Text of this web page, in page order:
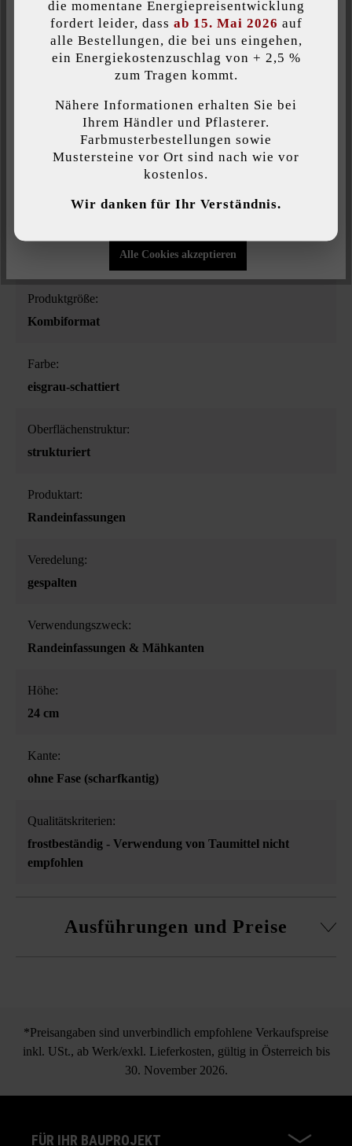
Produktbeschreibung
Wer Einfassungssteine mit unterschiedlichen Längen sucht, hat
mit unserem Einfassungsstein Gutshof eine besonders schöne
Variante gefunden. Die Steine sind gespalten, dadurch wirkt
diese Oberfläche gleichzeitig naturnah und modern. Die
verschiedenen Längen des Steins unterstreichen die natürliche
Produktgröße:
Kombiformat
Farbe:
eisgrau-schattiert
Oberflächenstruktur:
strukturiert
Produktart:
Randeinfassungen
Veredelung:
gespalten
Verwendungszweck:
Randeinfassungen & Mähkanten
Höhe:
24 cm
Kante:
ohne Fase (scharfkantig)
Qualitätskriterien:
frostbeständig - Verwendung von Taumittel nicht
empfohlen
Ausführungen und Preise
gespalten
*Preisangaben sind unverbindlich empfohlene Verkaufspreise
inkl. USt., ab Werk/exkl. Lieferkosten, gültig in Österreich bis
30. November 2026.
FÜR IHR BAUPROJEKT
Individuelle Cookies akzeptieren
Funktionalität bieten zu können...Mehr Informationen
Individuelle Einstellungen
Alle Cookies akzeptieren
die momentane Energiepreisentwicklung
fordert leider, dass ab 15. Mai 2026 auf
alle Bestellungen, die bei uns eingehen,
ein Energiekostenzuschlag von + 2,5 %
zum Tragen kommt.
Nähere Informationen erhalten Sie bei
Ihrem Händler und Pflasterer.
Farbmusterbestellungen sowie
Mustersteine vor Ort sind nach wie vor
kostenlos.
Wir danken für Ihr Verständnis.